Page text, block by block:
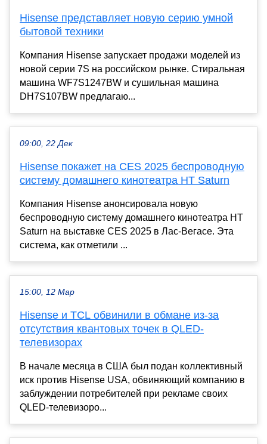
Hisense представляет новую серию умной
бытовой техники
Компания Hisense запускает продажи моделей из
новой серии 7S на российском рынке. Стиральная
машина WF7S1247BW и сушильная машина
DH7S107BW предлагаю...
09:00, 22 Дек
Hisense покажет на CES 2025 беспроводную
систему домашнего кинотеатра HT Saturn
Компания Hisense анонсировала новую
беспроводную систему домашнего кинотеатра HT
Saturn на выставке CES 2025 в Лас-Вегасе. Эта
система, как отметили ...
15:00, 12 Мар
Hisense и TCL обвинили в обмане из-за
отсутствия квантовых точек в QLED-
телевизорах
В начале месяца в США был подан коллективный
иск против Hisense USA, обвиняющий компанию в
заблуждении потребителей при рекламе своих
QLED-телевизоро...